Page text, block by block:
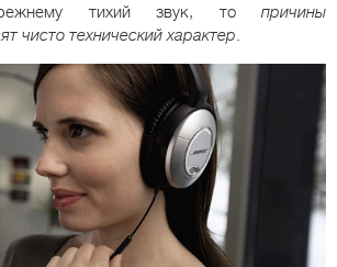
тихий звук, то причины
чисто технический характер.